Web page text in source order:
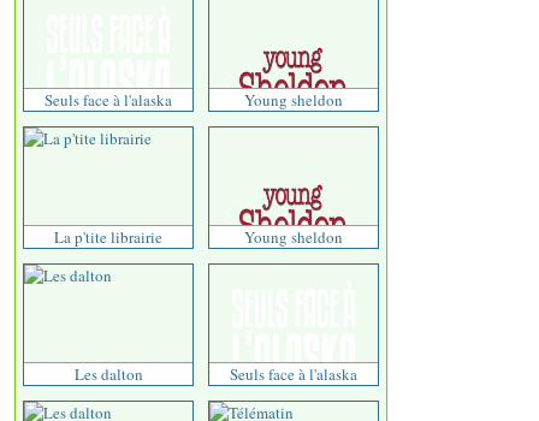
Seuls face à l'alaska Young sheldon
La p'tite librairie Young sheldon
Les dalton Seuls face à l'alaska